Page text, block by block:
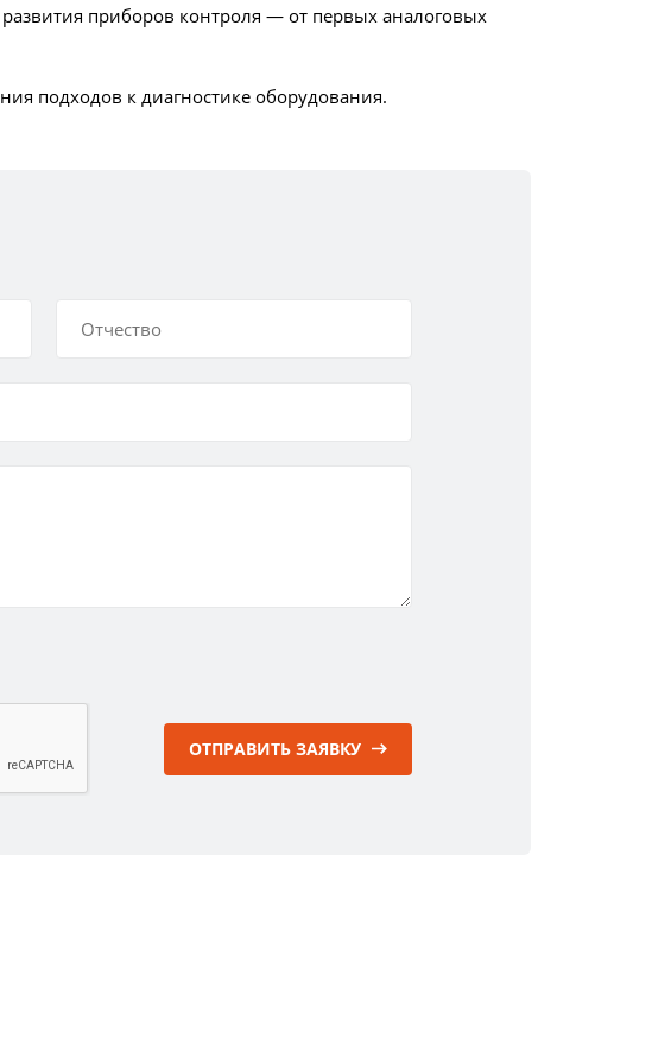
приборов контроля — от первых аналоговых
подходов к диагностике оборудования.
ОТПРАВИТЬ ЗАЯВКУ